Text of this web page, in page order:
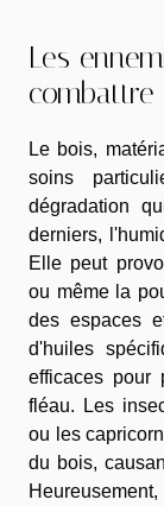
Les
combattre
Le bois,
soins
dégradation
derniers,
Elle peut
ou même la
des espaces
d'huiles
efficaces pour
fléau. Les
ou les
du bois,